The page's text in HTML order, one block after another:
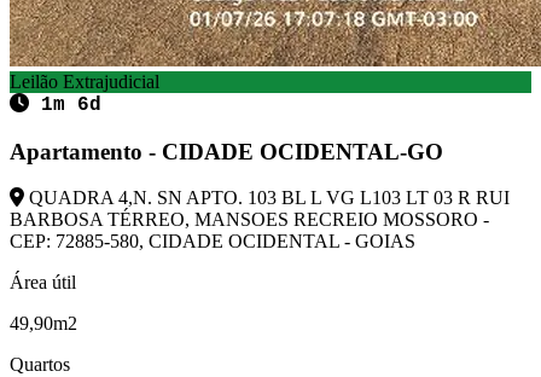
Leilão Extrajudicial
1m 6d
Apartamento - CIDADE OCIDENTAL-GO
QUADRA 4,N. SN APTO. 103 BL L VG L103 LT 03 R RUI
BARBOSA TÉRREO, MANSOES RECREIO MOSSORO -
CEP: 72885-580, CIDADE OCIDENTAL - GOIAS
Área útil
49,90m2
Quartos